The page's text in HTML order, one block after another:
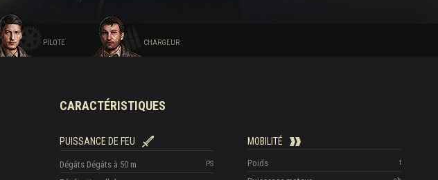
PILOTE CHARGEUR
CARACTÉRISTIQUES
PUISSANCE DE FEU
PS
Dégâts Dégâts à 50 m
MOBILITÉ
t
Poids